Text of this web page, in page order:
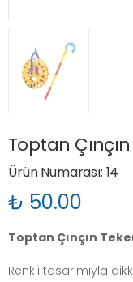
Toptan
Ürün Numarası: 14
₺ 50.00
Toptan Çınçın
Renkli tasarımıyla